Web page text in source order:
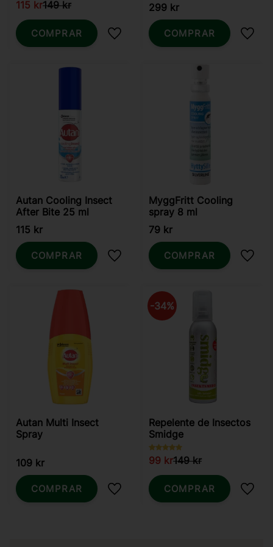
115 kr149kr
Añadir a favoritos
COMPRAR
299 kr
COMPRAR
Autan Cooling Insect
After Bite 25 ml
115 kr
Añadir a favoritos
COMPRAR
MyggFritt Cooling
spray 8 ml
79 kr
COMPRAR
Autan Multi Insect
Spray
109 kr
Añadir a favoritos
COMPRAR
Repelente de Insectos
Smidge
99 kr149kr
34%
COMPRAR